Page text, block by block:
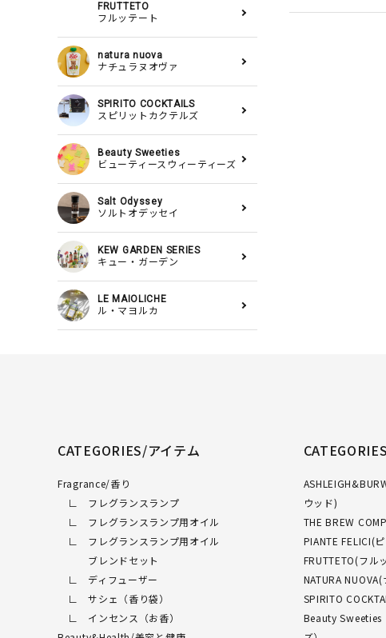
FRUTTETO
フルッテート
natura nuova
ナチュラヌオヴァ
SPIRITO COCKTAILS
スピリットカクテルズ
Beauty Sweeties
ビューティースウィーティーズ
Salt Odyssey
ソルトオデッセイ
KEW GARDEN SERIES
キュー・ガーデン
LE MAIOLICHE
ル・マヨルカ
CATEGORIES/アイテム
Fragrance/香り
∟ フレグランスランプ
∟ フレグランスランプ用オイル
∟ フレグランスランプ用オイル
ブレンドセット
∟ ディフューザー
∟ サシェ（香り袋）
∟ インセンス（お香）
ウッド)
THE BREW
PIANTE FELICI(
FRUTTETO(フル
NATURA
SPIRITO
Beauty Sweeties